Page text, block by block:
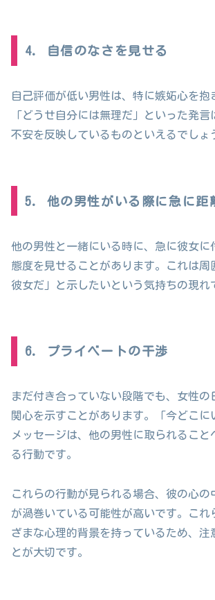
4. 自信のなさを見せる
自己評価が低い男性は、特に嫉妬心を抱
「どうせ自分には無理だ」といった発
不安を反映しているものといえるでしょ
5. 他の男性がいる際に急に距
他の男性と一緒にいる時に、急に彼女に
態度を見せることがあります。これは周
彼女だ」と示したいという気持ちの現れ
6. プライベートの干渉
まだ付き合っていない段階でも、女性の
関心を示すことがあります。「今どこに
メッセージは、他の男性に取られること
る行動です。
これらの行動が見られる場合、彼の心の
が渦巻いている可能性が高いです。これ
ざまな心理的背景を持っているため、注
とが大切です。